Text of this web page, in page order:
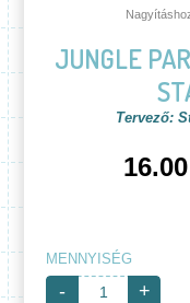
JUNGLE
Tervező:
MENNYISÉG
+
-